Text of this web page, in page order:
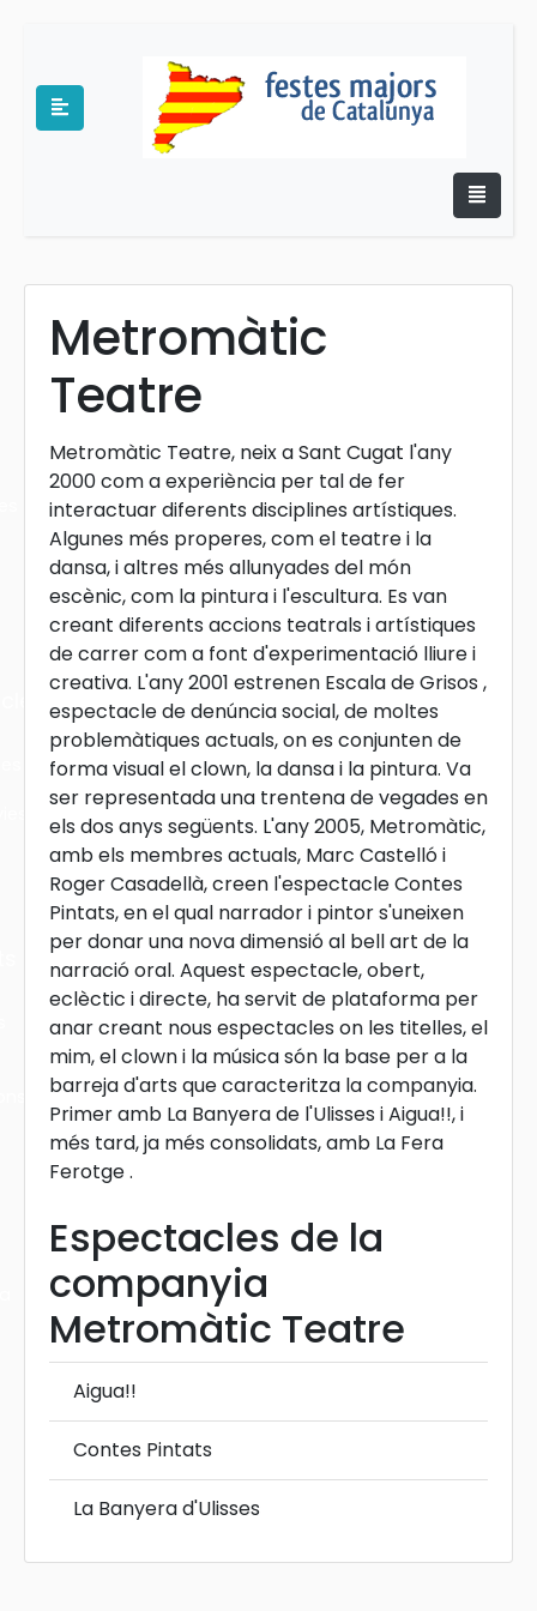
Metromàtic
Teatre
Metromàtic Teatre, neix a Sant Cugat l'any
2000 com a experiència per tal de fer
interactuar diferents disciplines artístiques.
Algunes més properes, com el teatre i la
dansa, i altres més allunyades del món
escènic, com la pintura i l'escultura. Es van
creant diferents accions teatrals i artístiques
de carrer com a font d'experimentació lliure i
creativa. L'any 2001 estrenen Escala de Grisos ,
espectacle de denúncia social, de moltes
problemàtiques actuals, on es conjunten de
forma visual el clown, la dansa i la pintura. Va
ser representada una trentena de vegades en
els dos anys següents. L'any 2005, Metromàtic,
amb els membres actuals, Marc Castelló i
Roger Casadellà, creen l'espectacle Contes
Pintats, en el qual narrador i pintor s'uneixen
per donar una nova dimensió al bell art de la
narració oral. Aquest espectacle, obert,
eclèctic i directe, ha servit de plataforma per
anar creant nous espectacles on les titelles, el
mim, el clown i la música són la base per a la
barreja d'arts que caracteritza la companyia.
Primer amb La Banyera de l'Ulisses i Aigua!!, i
més tard, ja més consolidats, amb La Fera
Ferotge .
Espectacles de la
companyia
Metromàtic Teatre
Aigua!!
Contes Pintats
La Banyera d'Ulisses